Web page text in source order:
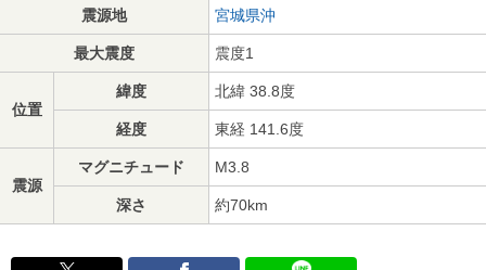
震源地 宮城県沖
最大震度 震度1
位置
緯度 北緯 38.8度
経度 東経 141.6度
震源
マグニチュード M3.8
深さ 約70km